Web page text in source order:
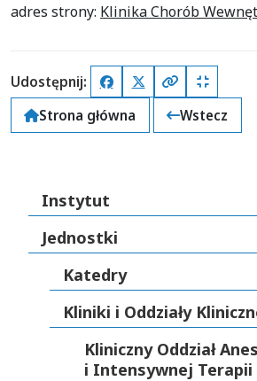
adres strony: Klinika Chorób
Udostępnij: FacebookX (Twitter)
Kopiuj pełny
Kopiuj
Strona główna
Wstecz
Instytut
Jednostki
Katedry
Kliniki i Oddziały
Kliniczny Oddział
i Intensywnej Terapii